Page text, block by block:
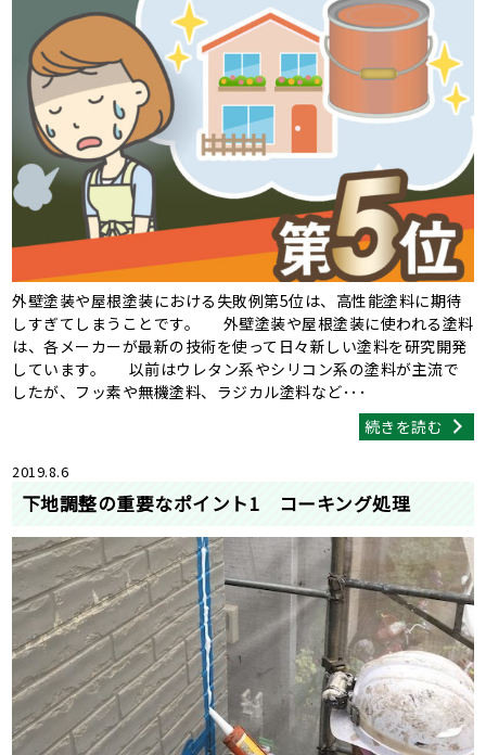
外壁塗装や屋根塗装における失敗例第5位は、高性能塗料に期待
しすぎてしまうことです。 外壁塗装や屋根塗装に使われる塗料
は、各メーカーが最新の技術を使って日々新しい塗料を研究開発
しています。 以前はウレタン系やシリコン系の塗料が主流で
したが、フッ素や無機塗料、ラジカル塗料など･･･
続きを読む
2019.8.6
下地調整の重要なポイント1 コーキング処理